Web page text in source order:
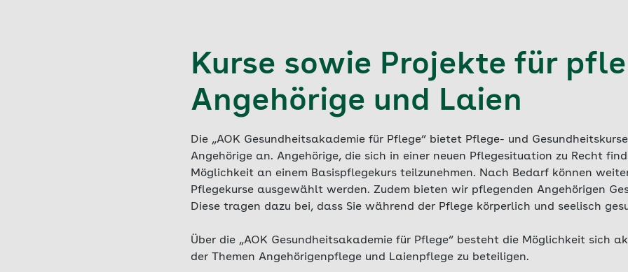
Kurse sowie Projekte für
Angehörige und Laien
Die „AOK Gesundheitsakademie für Pflege“ bietet Pflege- und
Angehörige an. Angehörige, die sich in einer neuen Pflegesituation zu Recht
Möglichkeit an einem Basispflegekurs teilzunehmen. Nach Bedarf können
Pflegekurse ausgewählt werden. Zudem bieten wir pflegenden Angehörigen
Diese tragen dazu bei, dass Sie während der Pflege körperlich und seelisch
Über die „AOK Gesundheitsakademie für Pflege“ besteht die Möglichkeit sich
der Themen Angehörigenpflege und Laienpflege zu beteiligen.